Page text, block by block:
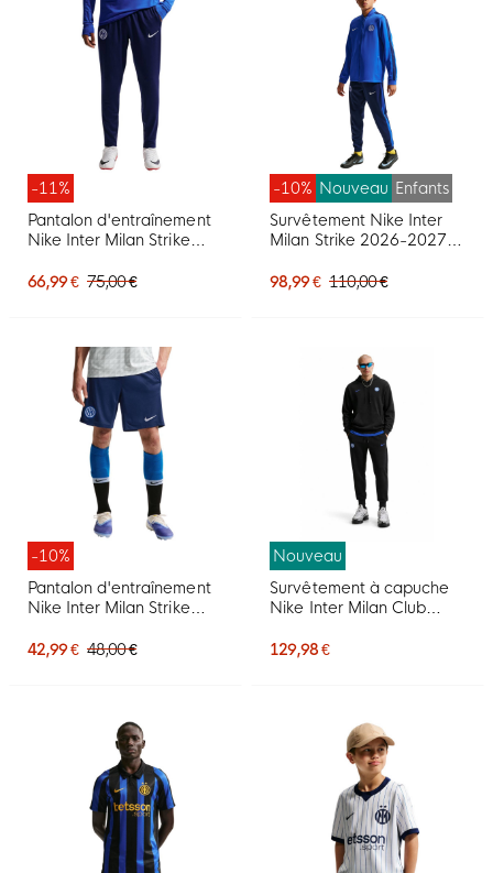
-11%
Pantalon d'entraînement
Nike Inter Milan Strike
blanc
66,99 € 75,00 €
-10% Nouveau Enfants
Survêtement Nike Inter
Milan Strike 2026-2027
bleu, blanc
98,99 € 110,00 €
-10%
Pantalon d'entraînement
Nike Inter Milan Strike
blanc
42,99 € 48,00 €
Nouveau
Survêtement à capuche
Nike Inter Milan Club
noir bleu foncé blanc
129,98 €